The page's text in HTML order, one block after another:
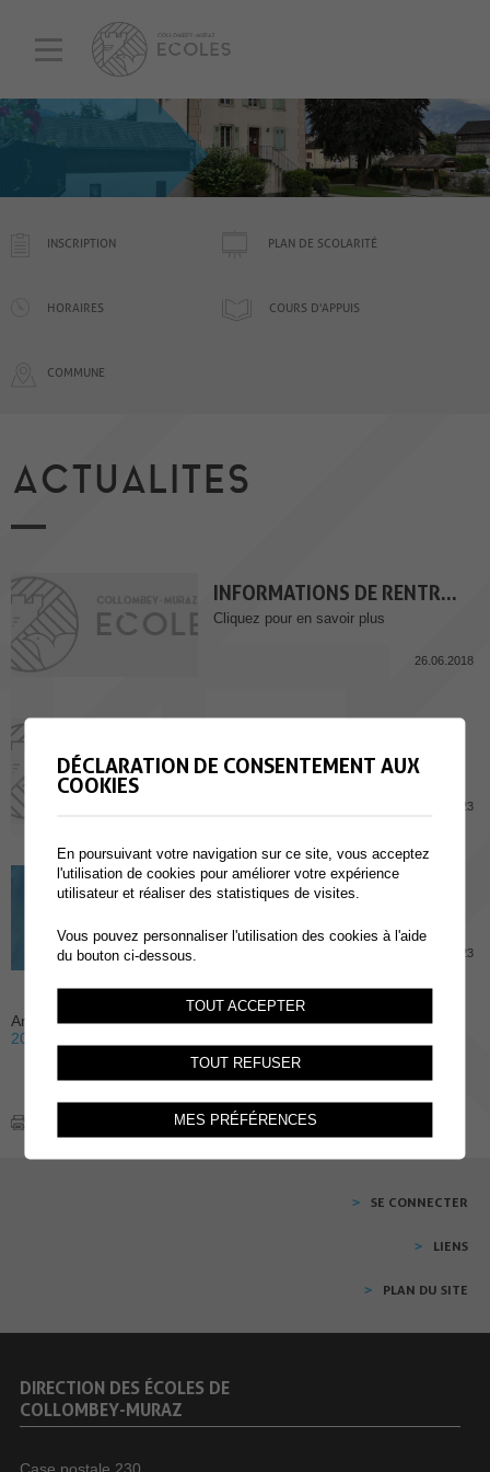
INSCRIPTION PLAN DE SCOLARITÉ
HORAIRES COURS D'APPUIS
COMMUNE
ACTUALITES
INFORMATIONS DE RENTREE DES CLASSES
Cliquez pour en savoir plus
26.06.2018
Cliquez pour accéder au formulaire
10.08.2023
10.07.2023
Archive:2026 2025 2024 2023 2022 2021 2020 2019 2018
2017
SE CONNECTER
LIENS
PLAN DU SITE
DIRECTION DES ÉCOLES DE
COLLOMBEY-MURAZ
DÉCLARATION DE CONSENTEMENT AUX
COOKIES
En poursuivant votre navigation sur ce site, vous acceptez
l'utilisation de cookies pour améliorer votre expérience
utilisateur et réaliser des statistiques de visites.
Vous pouvez personnaliser l'utilisation des cookies à l'aide
du bouton ci-dessous.
TOUT ACCEPTER
TOUT REFUSER
MES PRÉFÉRENCES